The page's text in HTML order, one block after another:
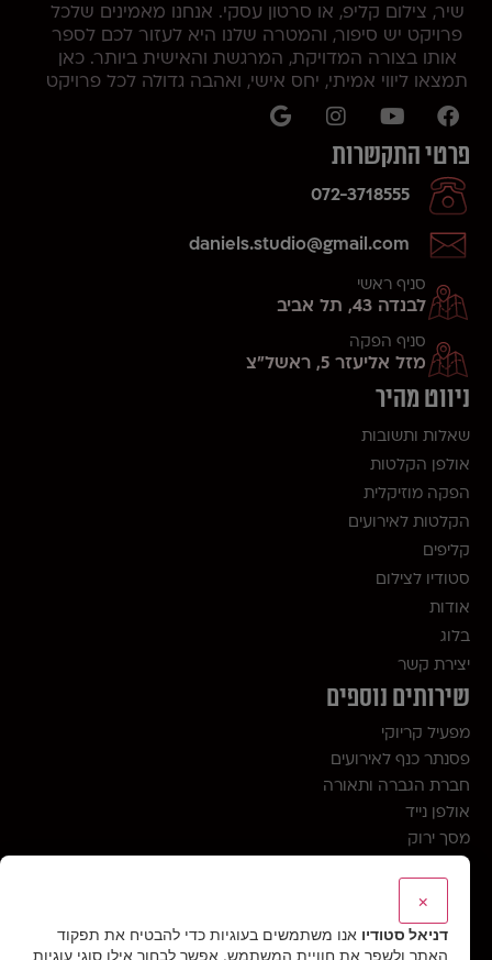
שיר, צילום קליפ, או סרטון עסקי. אנחנו מאמינים שלכל
פרויקט יש סיפור, והמטרה שלנו היא לעזור לכם לספר
אותו בצורה המדויקת, המרגשת והאישית ביותר. כאן
תמצאו ליווי אמיתי, יחס אישי, ואהבה גדולה לכל פרויקט
פרטי התקשרות
072-3718555
daniels.studio@gmail.com
סניף ראשי
לבנדה 43, תל אביב
סניף הפקה
מזל אליעזר 5, ראשל"צ
ניווט מהיר
שאלות ותשובות
אולפן הקלטות
הפקה מוזיקלית
הקלטות לאירועים
קליפים
סטודיו לצילום
אודות
בלוג
יצירת קשר
שירותים נוספים
מפעיל קריוקי
פסנתר כנף לאירועים
חברת הגברה ותאורה
אולפן נייד
מסך ירוק
מצגת לחתונה
מצגת לבת מצווה
×
דניאל סטודיו אנו משתמשים בעוגיות כדי להבטיח את תפקוד
האתר ולשפר את חוויית המשתמש. אפשר לבחור אילו סוגי עוגיות